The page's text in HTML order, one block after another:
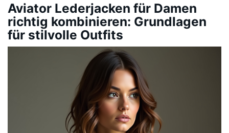
Aviator Lederjacken für Damen
richtig kombinieren: Grundlagen
für stilvolle Outfits